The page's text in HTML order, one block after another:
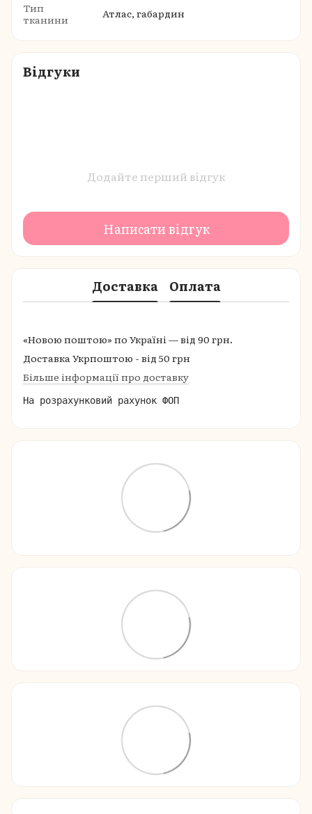
Тип
тканини
Атлас, габардин
Відгуки
Додайте перший відгук
Написати відгук
Доставка Оплата
«Новою поштою» по Україні — від 90 грн.
Доставка Укрпоштою - від 50 грн
Більше інформації про доставку
На розрахунковий рахунок ФОП